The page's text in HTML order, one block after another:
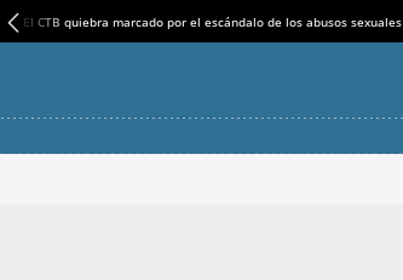
El CTB quiebra marcado por el escándalo de los abusos sexuales